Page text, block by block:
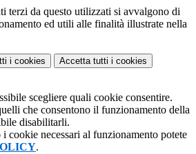
terzi da questo utilizzati si avvalgono di
ed utili alle finalità illustrate nella
i cookies Accetta tutti i cookies
scegliere quali cookie consentire.
che consentono il funzionamento della
disabilitarli.
cookie necessari al funzionamento potete
.